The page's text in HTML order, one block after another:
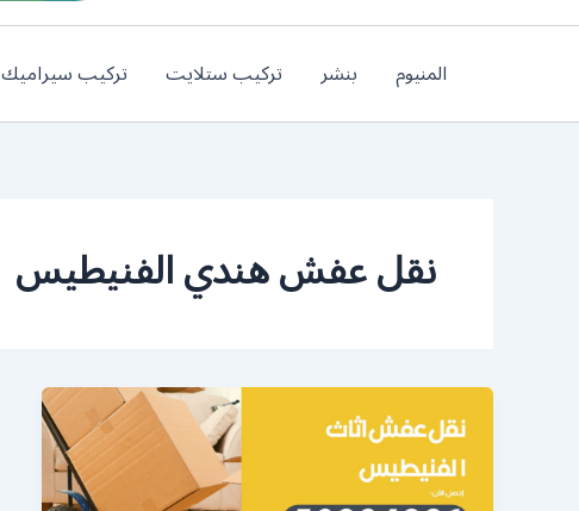
المنيوم بنشر تركيب ستلايت تركيب سيراميك
نقل عفش هندي الفنيطيس